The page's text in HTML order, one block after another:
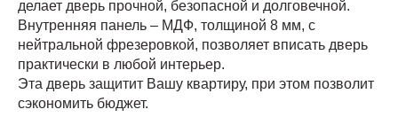
делает дверь прочной, безопасной и долговечной.
Внутренняя панель – МДФ, толщиной 8 мм, с
нейтральной фрезеровкой, позволяет вписать дверь
практически в любой интерьер.
Эта дверь защитит Вашу квартиру, при этом позволит
сэкономить бюджет.